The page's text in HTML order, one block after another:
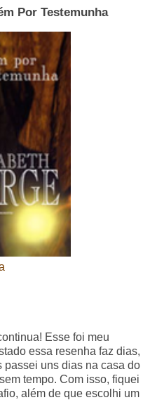
Por Testemunha
Esse foi meu
essa resenha faz dias,
passei uns dias na casa do
tempo. Com isso, fiquei
além de que escolhi um